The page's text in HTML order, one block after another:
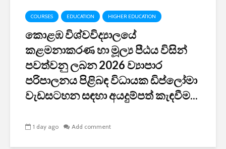
COURSES EDUCATION HIGHER EDUCATION
කොළඹ විශ්වවිද්‍යාලයේ
කළමනාකරණ හා මූල්‍ය පීඨය විසින්
පවත්වනු ලබන 2026 ව්‍යාපාර
පරිපාලනය පිළිබඳ විධායක ඩිප්ලෝමා
වැඩසටහන සඳහා අයදුම්පත් කැඳවීම...
1 day ago Add comment